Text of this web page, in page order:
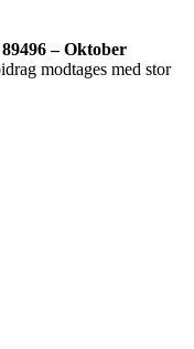
– Oktober
modtages med stor